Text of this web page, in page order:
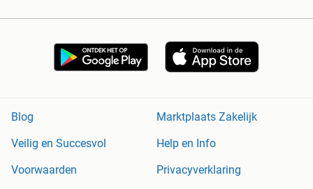
Blog
Marktplaats Zakelijk
Veilig en Succesvol
Help en Info
Voorwaarden
Privacyverklaring